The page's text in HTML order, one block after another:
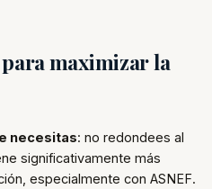
maximizar la
necesitas: no redondees al
significativamente más
especialmente con ASNEF.